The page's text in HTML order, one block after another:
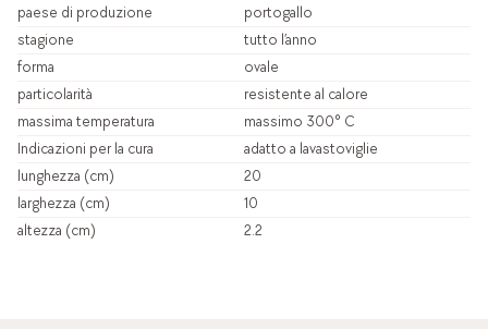
paese di produzione
portogallo
stagione
tutto l’anno
forma
ovale
particolarità
resistente al calore
massima temperatura
massimo 300° C
Indicazioni per la cura
adatto a lavastoviglie
lunghezza (cm)
20
larghezza (cm)
10
altezza (cm)
2.2